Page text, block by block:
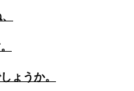
ょうか。